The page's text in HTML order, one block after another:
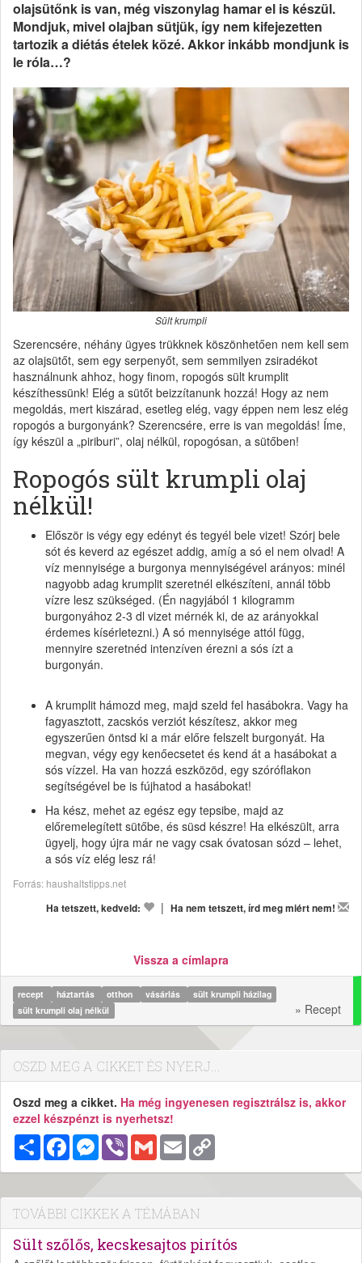
olajsütőnk is van, még viszonylag hamar el is készül.
Mondjuk, mivel olajban sütjük, így nem kifejezetten
tartozik a diétás ételek közé. Akkor inkább mondjunk is
le róla…?
Sült krumpli
Szerencsére, néhány ügyes trükknek köszönhetően nem kell sem
az olajsütőt, sem egy serpenyőt, sem semmilyen zsiradékot
használnunk ahhoz, hogy finom, ropogós sült krumplit
készíthessünk! Elég a sütőt beizzítanunk hozzá! Hogy az nem
megoldás, mert kiszárad, esetleg elég, vagy éppen nem lesz elég
ropogós a burgonyánk? Szerencsére, erre is van megoldás! Íme,
így készül a „piriburi”, olaj nélkül, ropogósan, a sütőben!
Ropogós sült krumpli olaj
nélkül!
Először is végy egy edényt és tegyél bele vizet! Szórj bele
sót és keverd az egészet addig, amíg a só el nem olvad! A
víz mennyisége a burgonya mennyiségével arányos: minél
nagyobb adag krumplit szeretnél elkészíteni, annál több
vízre lesz szükséged. (Én nagyjából 1 kilogramm
burgonyához 2-3 dl vizet mérnék ki, de az arányokkal
érdemes kísérletezni.) A só mennyisége attól függ,
mennyire szeretnéd intenzíven érezni a sós ízt a
burgonyán.
A krumplit hámozd meg, majd szeld fel hasábokra. Vagy ha
fagyasztott, zacskós verziót készítesz, akkor meg
egyszerűen öntsd ki a már előre felszelt burgonyát. Ha
megvan, végy egy kenőecsetet és kend át a hasábokat a
sós vízzel. Ha van hozzá eszközöd, egy szóróflakon
segítségével be is fújhatod a hasábokat!
Ha kész, mehet az egész egy tepsibe, majd az
előremelegített sütőbe, és süsd készre! Ha elkészült, arra
ügyelj, hogy újra már ne vagy csak óvatosan sózd – lehet,
a sós víz elég lesz rá!
Forrás: haushaltstipps.net
Ha tetszett, kedveld:
| Ha nem tetszett, írd meg miért nem!
Vissza a címlapra
recept háztartás otthon vásárlás
sült krumpli házilag
sült krumpli olaj nélkül
» Recept
OSZD MEG A CIKKET ÉS NYERJ...
Oszd meg a cikket. Ha még ingyenesen regisztrálsz is, akkor
ezzel készpénzt is nyerhetsz!
MegosztásFacebookMessenger
Viber Gmail Email
TOVÁBBI CIKKEK A TÉMÁBAN
Sült szőlős, kecskesajtos pirítós